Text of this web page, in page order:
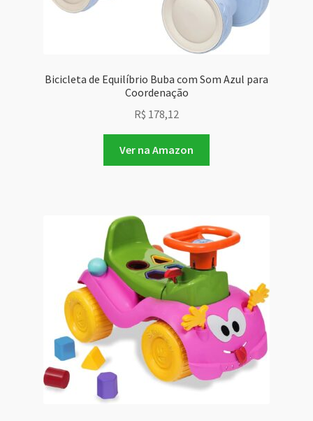
Bicicleta de Equilíbrio Buba com Som Azul para
Coordenação
R$ 178,12
Ver na Amazon